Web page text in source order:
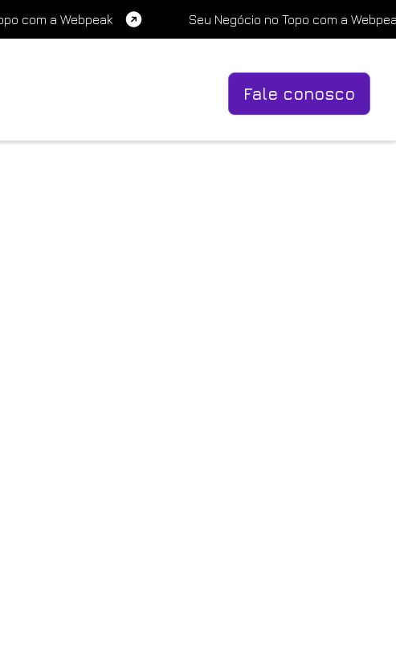
com a Webpeak Seu Negócio no Topo com a
Fale conosco